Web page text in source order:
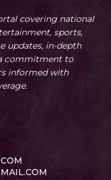
covering national
sports,
updates, in-depth
commitment to
informed with